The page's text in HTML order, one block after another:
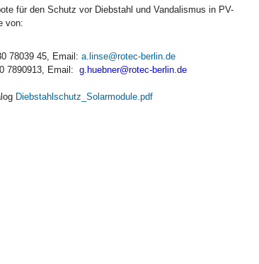
für den Schutz vor Diebstahl und Vandalismus in PV-
von:
78039 45, Email: a.linse@rotec-berlin.de
7890913, Email: g.huebner@rotec-berlin.de
Diebstahlschutz_Solarmodule.pdf